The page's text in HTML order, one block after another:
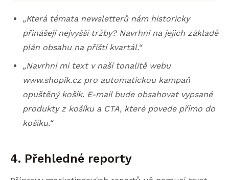
„Která témata newsletterů nám historicky
přinášejí nejvyšší tržby? Navrhni na jejich základě
plán obsahu na příští kvartál.“
„Navrhni mi text v naší tonalitě webu
www.shopik.cz pro automatickou kampaň
opuštěný košík. E-mail bude obsahovat vypsané
produkty z košíku a CTA, které povede přímo do
košíku.“
4. Přehledné reporty